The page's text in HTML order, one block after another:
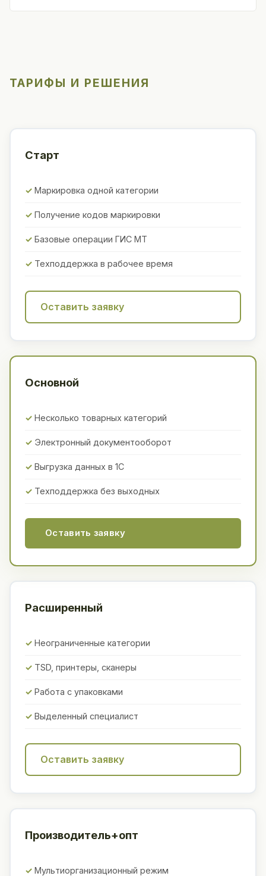
ТАРИФЫ И РЕШЕНИЯ
Старт
Маркировка одной категории
Получение кодов маркировки
Базовые операции ГИС МТ
Техподдержка в рабочее время
Оставить заявку
Основной
Несколько товарных категорий
Электронный документооборот
Выгрузка данных в 1С
Техподдержка без выходных
Оставить заявку
Расширенный
Неограниченные категории
TSD, принтеры, сканеры
Работа с упаковками
Выделенный специалист
Оставить заявку
Производитель+опт
Мультиорганизационный режим